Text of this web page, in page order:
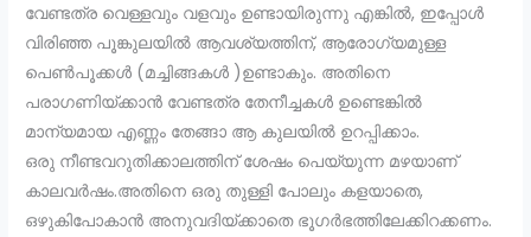
വേണ്ടത്ര വെള്ളവും വളവും ഉണ്ടായിരുന്നു എങ്കിൽ, ഇപ്പോൾ
വിരിഞ്ഞ പൂങ്കുലയിൽ ആവശ്യത്തിന്, ആരോഗ്യമുള്ള
പെൺപൂക്കൾ (മച്ചിങ്ങകൾ )ഉണ്ടാകും. അതിനെ
പരാഗണിയ്ക്കാൻ വേണ്ടത്ര തേനീച്ചകൾ ഉണ്ടെങ്കിൽ
മാന്യമായ എണ്ണം തേങ്ങാ ആ കുലയിൽ ഉറപ്പിക്കാം.
ഒരു നീണ്ടവറുതിക്കാലത്തിന് ശേഷം പെയ്യുന്ന മഴയാണ്
കാലവർഷം.അതിനെ ഒരു തുള്ളി പോലും കളയാതെ,
ഒഴുകിപോകാൻ അനുവദിയ്ക്കാതെ ഭൂഗർഭത്തിലേക്കിറക്കണം.